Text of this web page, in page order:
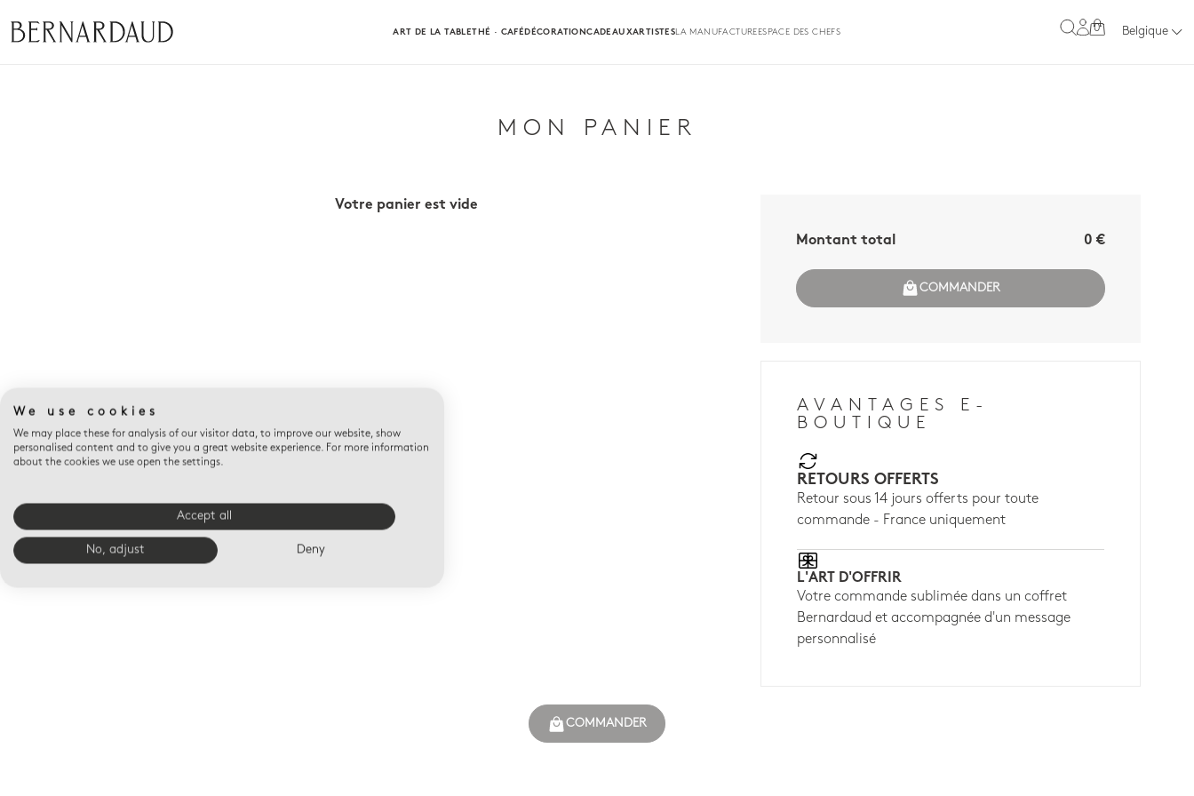
ART DE LA TABLETHÉ · CAFÉDÉCORATIONCADEAUXARTISTESLA MANUFACTUREESPACE DES CHEFS 0 Belgique
MON PANIER
Votre panier est vide
Montant total 0 €
COMMANDER
AVANTAGES E-
BOUTIQUE
RETOURS OFFERTS
Retour sous 14 jours offerts pour toute
commande - France uniquement
L'ART D'OFFRIR
Votre commande sublimée dans un coffret
Bernardaud et accompagnée d'un message
personnalisé
COMMANDER
We use cookies
We may place these for analysis of our visitor data, to improve our website, show
personalised content and to give you a great website experience. For more information
about the cookies we use open the settings.
Accept all
No, adjust Deny